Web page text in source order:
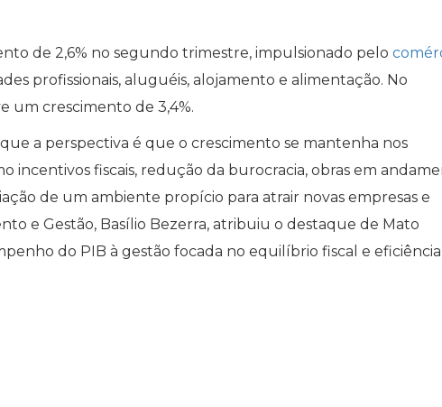
de 2,6% no segundo trimestre, impulsionado pelo
profissionais, aluguéis, alojamento e alimentação. No
um crescimento de 3,4%.
a perspectiva é que o crescimento se mantenha nos
incentivos fiscais, redução da burocracia, obras em
de um ambiente propício para atrair novas empresas e
e Gestão, Basílio Bezerra, atribuiu o destaque de Mato
do PIB à gestão focada no equilíbrio fiscal e eficiência